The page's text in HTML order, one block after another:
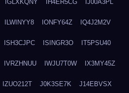
IGLXKQNY IH4ER5CG IJ00A3PL
ILWINYY8 IONFY64Z IQ4J2M2V
ISH3CJPC ISINGR3O IT5PSU40
IVRZHNUU IWJU7T0W IX3MY45Z
IZUO212T J0K3SE7K J14EBVSX